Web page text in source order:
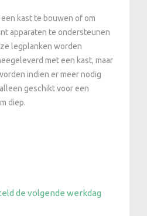
kast te bouwen of om
apparaten te ondersteunen
legplanken worden
met een kast, maar
indien er meer nodig
geschikt voor een
diep.
de volgende werkdag